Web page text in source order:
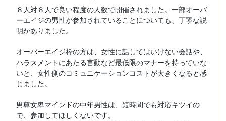
８人対８人で良い程度の人数で開催されました。一部オーバ
ーエイジの男性が参加されていることについても、丁寧な説
明がありました。
オーバーエイジ枠の方は、女性に話してはいけない会話や、
ハラスメントにあたる言動など最低限のマナーを持っていな
いと、女性側のコミュニケーションコストが大きくなると感
じました。
男尊女卑マインドの中年男性は、短時間でも対応キツイの
で、参加してほしくないです。